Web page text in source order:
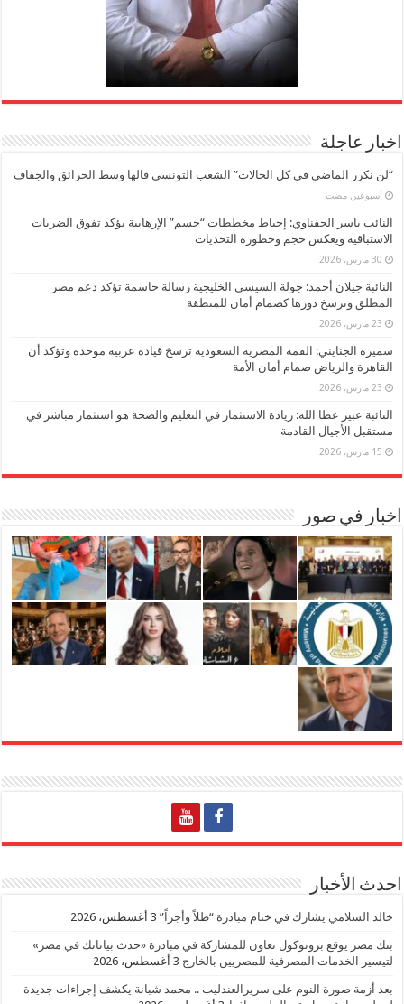
اخبار عاجلة
“لن نكرر الماضي في كل الحالات” الشعب التونسي قالها وسط الحرائق والجفاف
‏أسبوعين مضت
النائب ياسر الحفناوي: إحباط مخططات “حسم” الإرهابية يؤكد تفوق الضربات
الاستباقية ويعكس حجم وخطورة التحديات
30 مارس، 2026
النائبة جيلان أحمد: جولة السيسي الخليجية رسالة حاسمة تؤكد دعم مصر
المطلق وترسخ دورها كصمام أمان للمنطقة
23 مارس، 2026
سميرة الجنايني: القمة المصرية السعودية ترسخ قيادة عربية موحدة وتؤكد أن
القاهرة والرياض صمام أمان الأمة
23 مارس، 2026
النائبة عبير عطا الله: زيادة الاستثمار في التعليم والصحة هو استثمار مباشر في
مستقبل الأجيال القادمة
15 مارس، 2026
اخبار في صور
احدث الأخبار
خالد السلامي يشارك في ختام مبادرة “ظلاً وأجراً” 3 أغسطس، 2026
بنك مصر يوقع بروتوكول تعاون للمشاركة في مبادرة «حدث بياناتك في مصر»
لتيسير الخدمات المصرفية للمصريين بالخارج 3 أغسطس، 2026
بعد أزمة صورة النوم على سريرالعندليب .. محمد شبانة يكشف إجراءات جديدة